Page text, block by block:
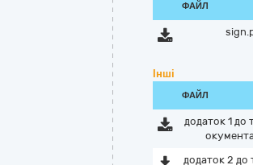
ФАЙЛ
Інші
ФАЙЛ
додаток 1 до
додаток 2 до